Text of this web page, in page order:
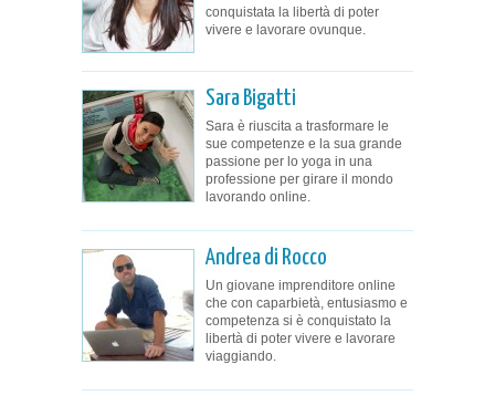
conquistata la libertà di poter
vivere e lavorare ovunque.
Sara Bigatti
Sara è riuscita a trasformare le
sue competenze e la sua grande
passione per lo yoga in una
professione per girare il mondo
lavorando online.
Andrea di Rocco
Un giovane imprenditore online
che con caparbietà, entusiasmo e
competenza si è conquistato la
libertà di poter vivere e lavorare
viaggiando.